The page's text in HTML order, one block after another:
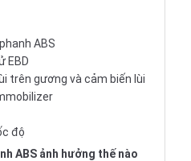
ABS
EBD
trên gương và cảm biến lùi
độ
ABS ảnh hưởng thế nào